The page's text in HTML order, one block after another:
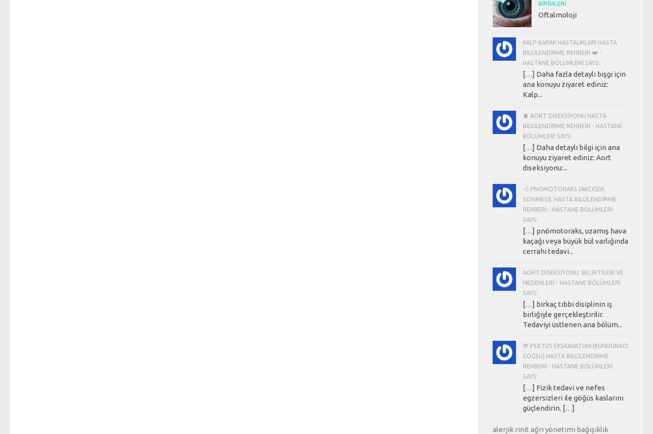
BIRIMLERI
Oftalmoloji
KALP KAPAK HASTALIKLARI HASTA
BILGILENDIRME REHBERI ❤️ -
HASTANE BÖLÜMLERI SAYS:
[…] Daha fazla detaylı bişgi için
ana konuyu ziyaret ediniz:
Kalp...
🫀 AORT DISEKSIYONU HASTA
BILGILENDIRME REHBERI - HASTANE
BÖLÜMLERI SAYS:
[…] Daha detaylı bilgi için ana
konuyu ziyaret ediniz: Aort
diseksiyonu:...
💨 PNÖMOTORAKS (AKCIĞER
SÖNMESI): HASTA BILGILENDIRME
REHBERI - HASTANE BÖLÜMLERI
SAYS:
[…] pnömotoraks, uzamış hava
kaçağı veya büyük bül varlığında
cerrahi tedavi...
AORT DISEKSIYONU: BELIRTILERI VE
NEDENLERI - HASTANE BÖLÜMLERI
SAYS:
[…] birkaç tıbbi disiplinin iş
birliğiyle gerçekleştirilir.
Tedaviyi üstlenen ana bölüm...
💙 PEKTUS EKSKAVATUM (KUNDURACI
GÖĞSÜ) HASTA BILGILENDIRME
REHBERI - HASTANE BÖLÜMLERI
SAYS:
[…] Fizik tedavi ve nefes
egzersizleri ile göğüs kaslarını
güçlendirin. […]
alerjik rinit ağrı yönetimi bağışıklık